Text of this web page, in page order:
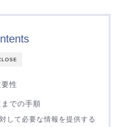
性
での手順
して必要な情報を提供する